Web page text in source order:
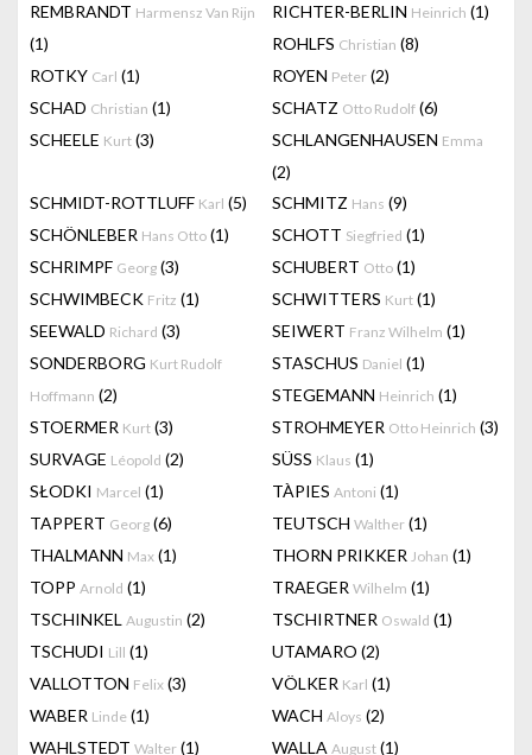
REMBRANDT Harmensz Van Rijn
(1)
RICHTER-BERLIN Heinrich (1)
ROHLFS Christian (8)
ROTKY Carl (1) ROYEN Peter (2)
SCHAD Christian (1) SCHATZ Otto Rudolf (6)
SCHEELE Kurt (3) SCHLANGENHAUSEN Emma
(2)
SCHMIDT-ROTTLUFF Karl (5) SCHMITZ Hans (9)
SCHÖNLEBER Hans Otto (1) SCHOTT Siegfried (1)
SCHRIMPF Georg (3) SCHUBERT Otto (1)
SCHWIMBECK Fritz (1) SCHWITTERS Kurt (1)
SEEWALD Richard (3) SEIWERT Franz Wilhelm (1)
SONDERBORG Kurt Rudolf
Hoffmann (2)
STASCHUS Daniel (1)
STEGEMANN Heinrich (1)
STOERMER Kurt (3) STROHMEYER Otto Heinrich (3)
SURVAGE Léopold (2) SÜSS Klaus (1)
SŁODKI Marcel (1) TÀPIES Antoni (1)
TAPPERT Georg (6) TEUTSCH Walther (1)
THALMANN Max (1) THORN PRIKKER Johan (1)
TOPP Arnold (1) TRAEGER Wilhelm (1)
TSCHINKEL Augustin (2) TSCHIRTNER Oswald (1)
TSCHUDI Lill (1) UTAMARO (2)
VALLOTTON Felix (3) VÖLKER Karl (1)
WABER Linde (1) WACH Aloys (2)
WAHLSTEDT Walter (1) WALLA August (1)